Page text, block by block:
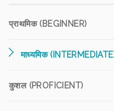
प्राथमिक (BEGINNER)
माध्यमिक
कुशल (PROFICIENT)